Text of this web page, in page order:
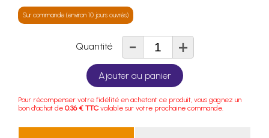
Sur commande (environ 10 jours ouvrés)
Quantité - +
Ajouter au panier
Pour récompenser votre fidélité en achetant ce produit, vous gagnez un
bon d'achat de 0.36 € TTC valable sur votre prochaine commande.